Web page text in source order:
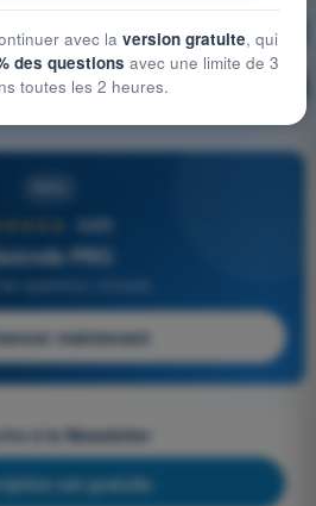
S'entraîner !
de la question
4,6/5
PRO
maintenant
à la Newsletter
est gratuite
avec la version gratuite, qui
des questions avec une limite de 3
toutes les 2 heures.